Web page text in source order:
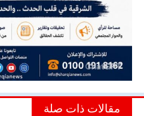
مقالات ذات صلة